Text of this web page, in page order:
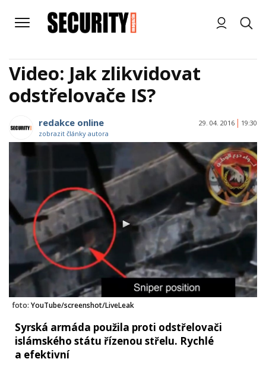
Video: Jak zlikvidovat
odstřelovače IS?
redakce online
zobrazit články autora
29. 04. 2016 19:30
foto: YouTube/screenshot/LiveLeak
Syrská armáda použila proti odstřelovači
islámského státu řízenou střelu. Rychlé
a efektivní